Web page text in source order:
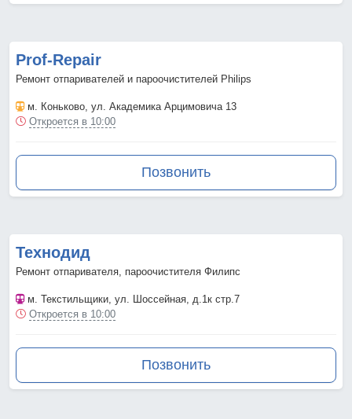
Prof-Repair
Ремонт отпаривателей и пароочистителей Philips
м. Коньково, ул. Академика Арцимовича 13
Откроется в 10:00
Позвонить
Технодид
Ремонт отпаривателя, пароочистителя Филипс
м. Текстильщики, ул. Шоссейная, д.1к стр.7
Откроется в 10:00
Позвонить